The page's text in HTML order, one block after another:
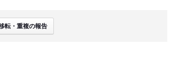
転・重複の報告